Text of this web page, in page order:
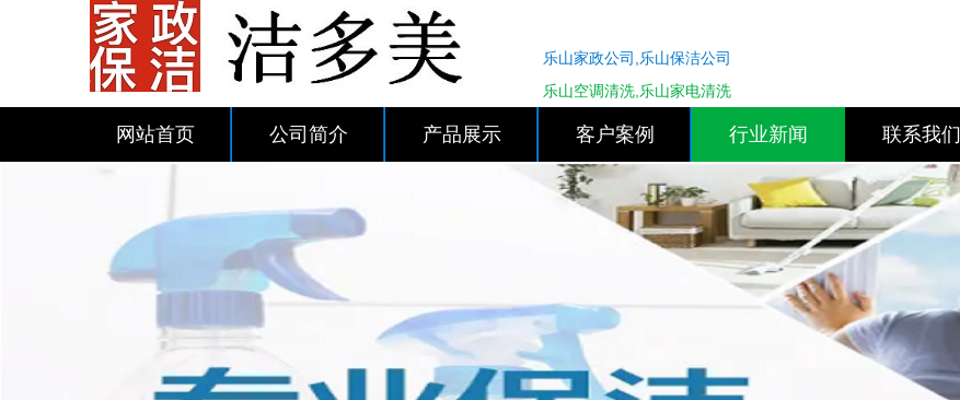
乐山家政公司,乐山保洁公司
乐山空调清洗,乐山家电清洗
网站首页 公司简介 产品展示 客户案例 行业新闻 联系我们